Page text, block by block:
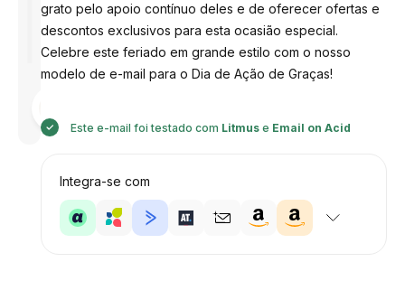
Anastasiia
grato pelo apoio contínuo deles e de oferecer ofertas e
descontos exclusivos para esta ocasião especial.
Celebre este feriado em grande estilo com o nosso
modelo de e-mail para o Dia de Ação de Graças!
Este e-mail foi testado com Litmus e Email on Acid
Integra-se com